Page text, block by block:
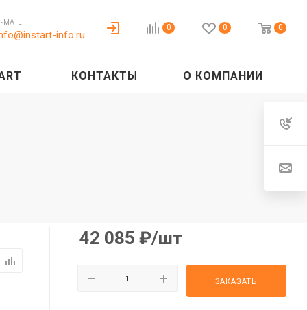
MAIL
info.ru
0 0 0
КОНТАКТЫ О КОМПАНИИ
42 085 ₽/шт
ЗАКАЗАТЬ